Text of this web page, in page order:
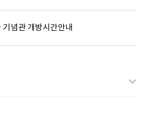
념관 개방시간안내